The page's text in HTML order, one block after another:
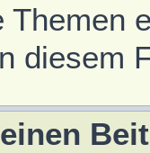
Themen
diesem